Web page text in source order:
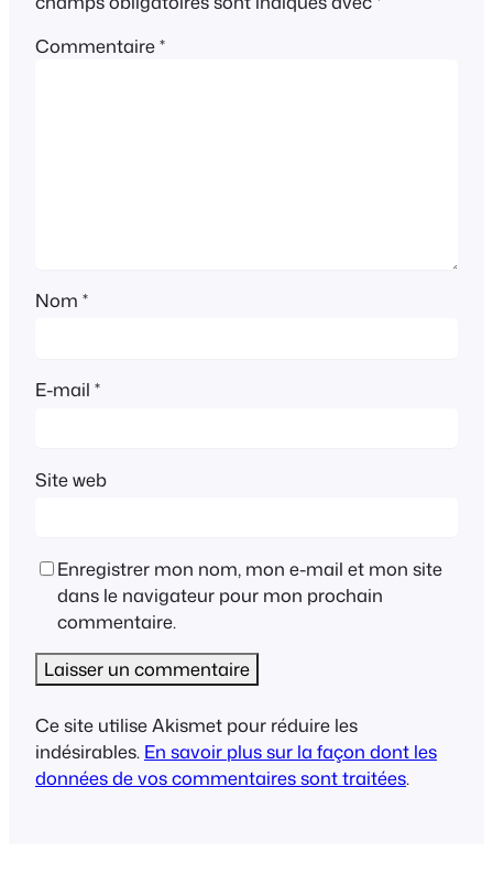
Commentaire*
Nom *
E-mail *
Site web
Enregistrer mon nom, mon e-mail et mon site
dans le navigateur pour mon prochain
commentaire.
Ce site utilise Akismet pour réduire les
indésirables. En savoir plus sur la façon dont les
données de vos commentaires sont traitées.